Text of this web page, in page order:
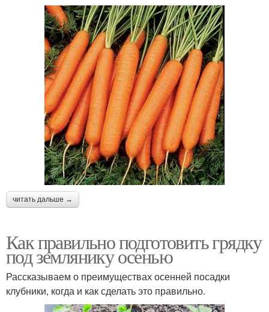
читать дальше →
Как правильно подготовить грядку
под землянику осенью
Рассказываем о преимуществах осенней посадки
клубники, когда и как сделать это правильно.